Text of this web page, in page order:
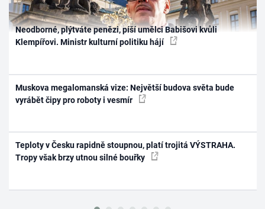
Neodborné, plýtváte penězi, píší umělci Babišovi kvůli
Klempířovi. Ministr kulturní politiku hájí
Muskova megalomanská vize: Největší budova světa bude
vyrábět čipy pro roboty i vesmír
Teploty v Česku rapidně stoupnou, platí trojitá VÝSTRAHA.
Tropy však brzy utnou silné bouřky